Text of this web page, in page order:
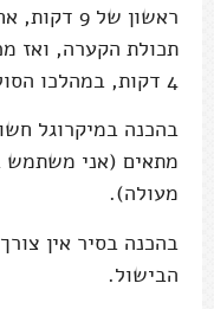
ראשון של
תכולת הקערה, ואז
4 דקות, במהלכו הסולת תסיים לספוג את הנוזלים.
בהכנה במיקרוגל
מתאים (אני משתמש
מעולה).
בהכנה בסיר אין
הבישול.